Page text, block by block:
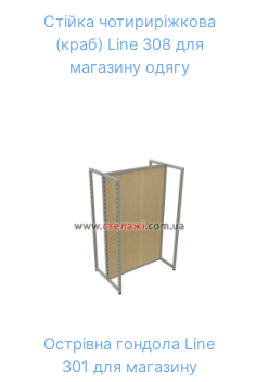
Стійка чотириріжкова
(краб) Line 308 для
магазину одягу
Острівна гондола Line
301 для магазину